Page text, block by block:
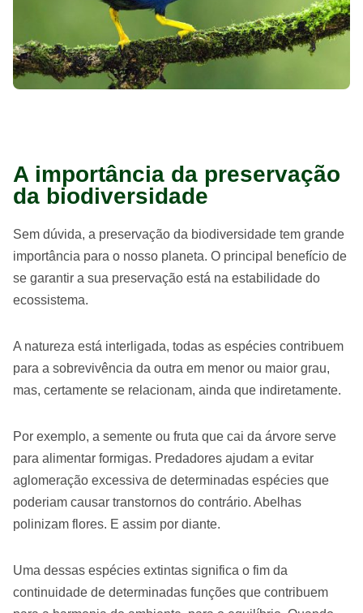
A importância da preservação
da biodiversidade
Sem dúvida, a preservação da biodiversidade tem grande
importância para o nosso planeta. O principal benefício de
se garantir a sua preservação está na estabilidade do
ecossistema.
A natureza está interligada, todas as espécies contribuem
para a sobrevivência da outra em menor ou maior grau,
mas, certamente se relacionam, ainda que indiretamente.
Por exemplo, a semente ou fruta que cai da árvore serve
para alimentar formigas. Predadores ajudam a evitar
aglomeração excessiva de determinadas espécies que
poderiam causar transtornos do contrário. Abelhas
polinizam flores. E assim por diante.
Uma dessas espécies extintas significa o fim da
continuidade de determinadas funções que contribuem